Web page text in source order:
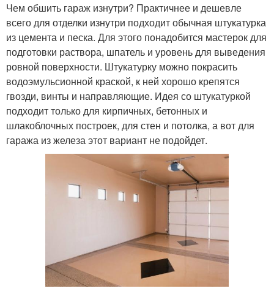
Чем обшить гараж изнутри? Практичнее и дешевле
всего для отделки изнутри подходит обычная штукатурка
из цемента и песка. Для этого понадобится мастерок для
подготовки раствора, шпатель и уровень для выведения
ровной поверхности. Штукатурку можно покрасить
водоэмульсионной краской, к ней хорошо крепятся
гвозди, винты и направляющие. Идея со штукатуркой
подходит только для кирпичных, бетонных и
шлакоблочных построек, для стен и потолка, а вот для
гаража из железа этот вариант не подойдет.